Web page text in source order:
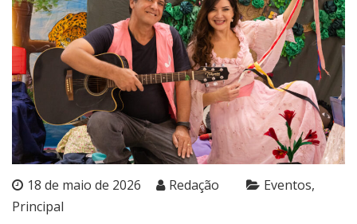
18 de maio de 2026 Redação
Eventos
Principal